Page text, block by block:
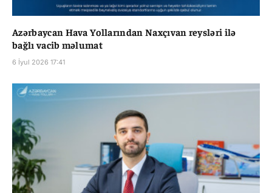
Azərbaycan Hava Yollarından Naxçıvan reysləri ilə
bağlı vacib məlumat
6 İyul 2026 17:41